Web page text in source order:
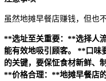
虽然地摊早餐店赚钱，但也
**选址至关重要：**选择人
能有效地吸引顾客。
**口味
的关键，要保怔食材新鲜、
**价格合理：**地摊早餐店